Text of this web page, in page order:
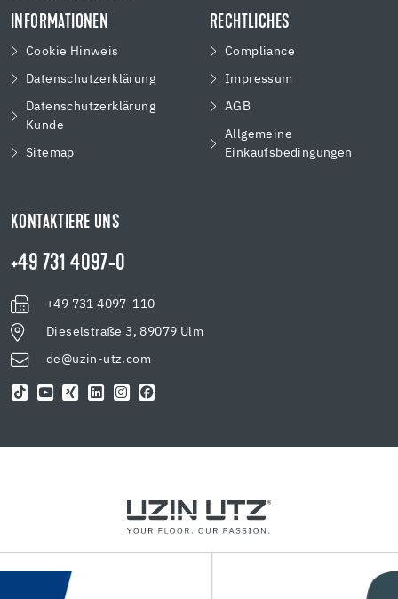
INFORMATIONEN
Cookie Hinweis
Datenschutzerklärung
Datenschutzerklärung
Kunde
Sitemap
RECHTLICHES
Compliance
Impressum
AGB
Allgemeine
Einkaufsbedingungen
KONTAKTIERE UNS
+49 731 4097-0
+49 731 4097-110
Dieselstraße 3, 89079 Ulm
de@uzin-utz.com